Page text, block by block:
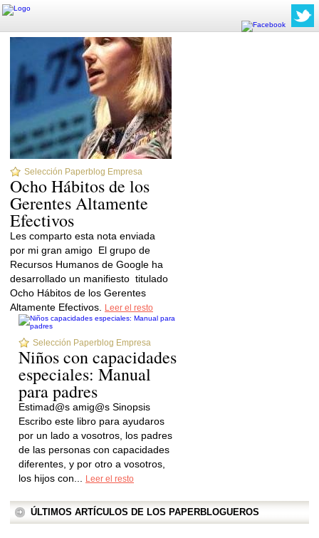
Selección Paperblog Empresa
Ocho Hábitos de los
Gerentes Altamente
Efectivos
Les comparto esta nota enviada
por mi gran amigo El grupo de
Recursos Humanos de Google ha
desarrollado un manifiesto titulado
Ocho Hábitos de los Gerentes
Altamente Efectivos.
Leer el resto
Selección Paperblog Empresa
Niños con capacidades
especiales: Manual
para padres
Estimad@s amig@s Sinopsis
Escribo este libro para ayudaros
por un lado a vosotros, los padres
de las personas con capacidades
diferentes, y por otro a vosotros,
los hijos con...
Leer el resto
ÚLTIMOS ARTÍCULOS DE LOS PAPERBLOGUEROS